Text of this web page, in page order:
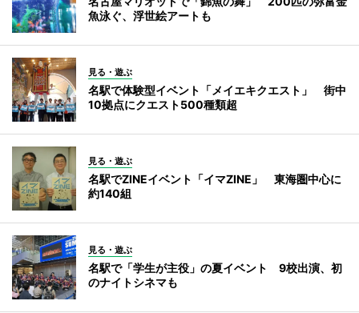
魚泳ぐ、浮世絵アートも
見る・遊ぶ
名駅で体験型イベント「メイエキクエスト」 街中
10拠点にクエスト500種類超
見る・遊ぶ
名駅でZINEイベント「イマZINE」 東海圏中心に
約140組
見る・遊ぶ
名駅で「学生が主役」の夏イベント 9校出演、初
のナイトシネマも